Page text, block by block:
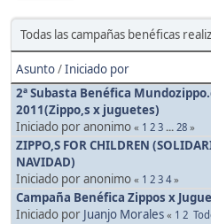
Todas las campañas benéficas
Asunto/Iniciado por
2ª Subasta Benéfica
2011(Zippo,s x juguetes)
Iniciado por anonimo « 1 2 3 ... 28 »
ZIPPO,S FOR CHILDREN
NAVIDAD)
Iniciado por anonimo « 1 2 3 4»
Campaña Benéfica Zippos x
Iniciado por Juanjo Morales « 1 2